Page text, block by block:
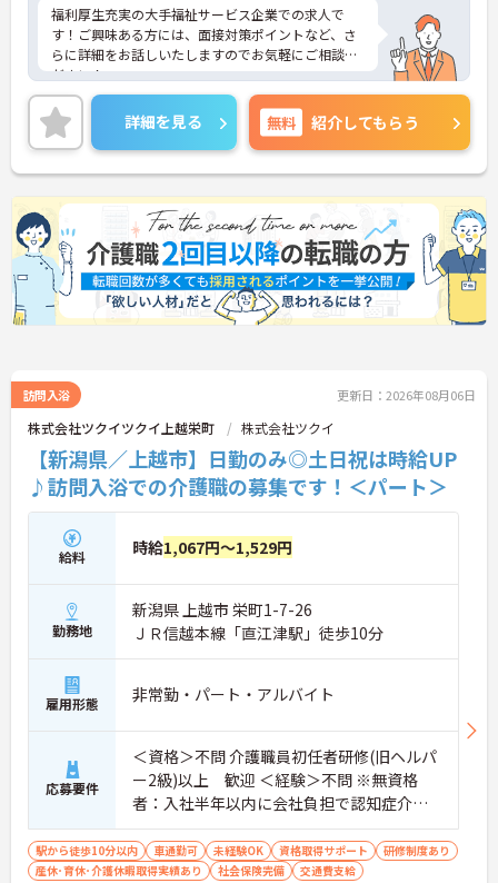
福利厚生充実の大手福祉サービス企業での求人で
す！ご興味ある方には、面接対策ポイントなど、さ
らに詳細をお話しいたしますのでお気軽にご相談く
ださい！
詳細を見る 無料 紹介してもらう
訪問入浴 更新日：2026年08月06日
株式会社ツクイツクイ上越栄町 株式会社ツクイ
【新潟県／上越市】日勤のみ◎土日祝は時給UP
♪訪問入浴での介護職の募集です！＜パート＞
給料 時給1,067円～1,529円
勤務地
新潟県 上越市 栄町1-7-26
ＪＲ信越本線「直江津駅」徒歩10分
雇用形態 非常勤・パート・アルバイト
応募要件
＜資格＞不問 介護職員初任者研修(旧ヘルパ
ー2級)以上 歓迎 ＜経験＞不問 ※無資格
者：入社半年以内に会社負担で認知症介護
基礎研修受講
駅から徒歩10分以内 車通勤可 未経験OK 資格取得サポート
研修制度あり
産休･育休･介護休暇取得実績あり
社会保険完備 交通費支給